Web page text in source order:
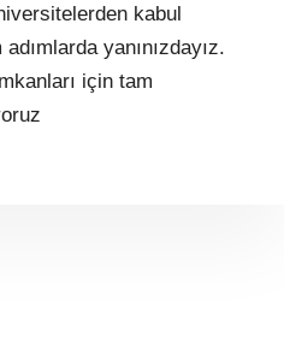
kabul
yanınızdayız.
için tam